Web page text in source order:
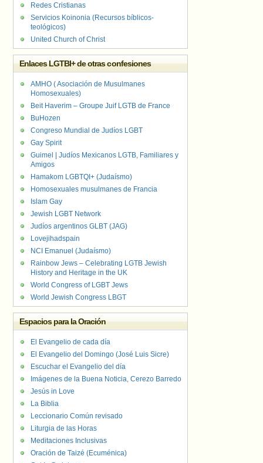
Redes Cristianas
Servicios Koinonia (Recursos bíblicos-
teológicos)
United Church of Christ
Enlaces LGTBI+ de otras confesiones
AMHO ( Asociación de Musulmanes
Homosexuales)
Beit Haverim – Groupe Juif LGTB de France
BuHozen
Congreso Mundial de Judíos LGBT
Gay Spirit
Guimel | Judíos Mexicanos LGTB, Familiares y
Amigos
Hamakom LGBTQI+ (Judaísmo)
Homosexuales musulmanes de Francia
Islam Gay
Jewish LGBT Network
Judíos argentinos GLBT (JAG)
Lovejihadspain
NCI Emanuel (Judaísmo)
Rainbow Jews – Celebrating LGTB Jewish
History and Heritage in the UK
World Congress of LGBT Jews
World Jewish Congress LBGT
Espacios para la Oración
El Evangelio de cada día
El Evangelio del Domingo (José Luis Sicre)
Escuchar el Evangelio del día
Imágenes de la Buena Noticia, Cerezo Barredo
Jesús in Love
La Biblia
Leccionario Común revisado
Liturgia de las Horas
Meditaciones Inclusivas
Oración de Taizé (Ecuménica)